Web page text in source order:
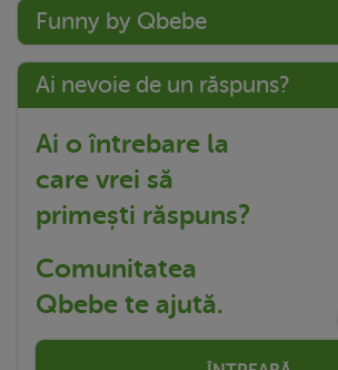
Funny by Qbebe
Ai nevoie de un răspuns?
Ai o întrebare la
care vrei să
primești răspuns?
Comunitatea
Qbebe te ajută.